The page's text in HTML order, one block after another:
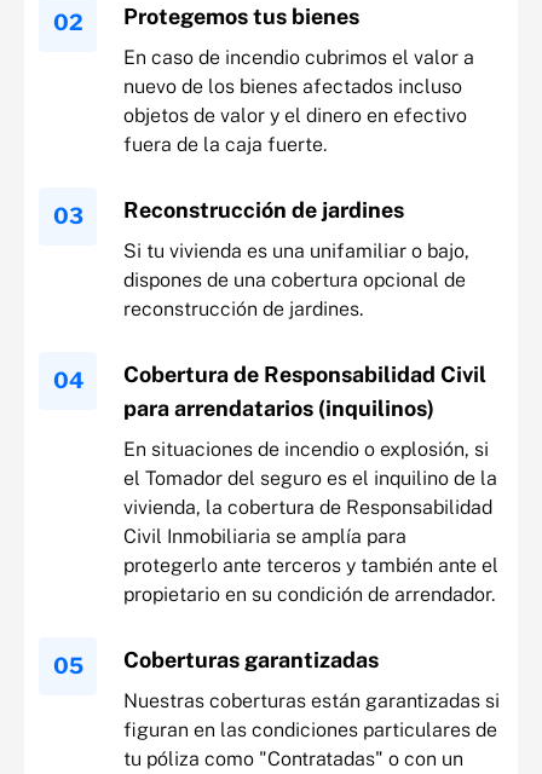
Protegemos tus bienes
En caso de incendio cubrimos el valor a
nuevo de los bienes afectados incluso
objetos de valor y el dinero en efectivo
fuera de la caja fuerte.
Reconstrucción de jardines
Si tu vivienda es una unifamiliar o bajo,
dispones de una cobertura opcional de
reconstrucción de jardines.
Cobertura de Responsabilidad Civil
para arrendatarios (inquilinos)
En situaciones de incendio o explosión, si
el Tomador del seguro es el inquilino de la
vivienda, la cobertura de Responsabilidad
Civil Inmobiliaria se amplía para
protegerlo ante terceros y también ante el
propietario en su condición de arrendador.
Coberturas garantizadas
Nuestras coberturas están garantizadas si
figuran en las condiciones particulares de
tu póliza como "Contratadas" o con un